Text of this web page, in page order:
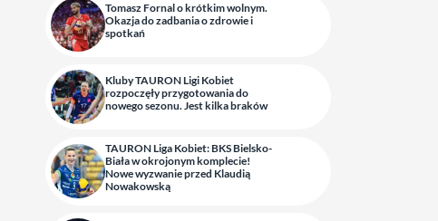
Tomasz Fornal o krótkim wolnym.
Okazja do zadbania o zdrowie i
spotkań
Kluby TAURON Ligi Kobiet
rozpoczęły przygotowania do
nowego sezonu. Jest kilka braków
TAURON Liga Kobiet: BKS Bielsko-
Biała w okrojonym komplecie!
Nowe wyzwanie przed Klaudią
Nowakowską